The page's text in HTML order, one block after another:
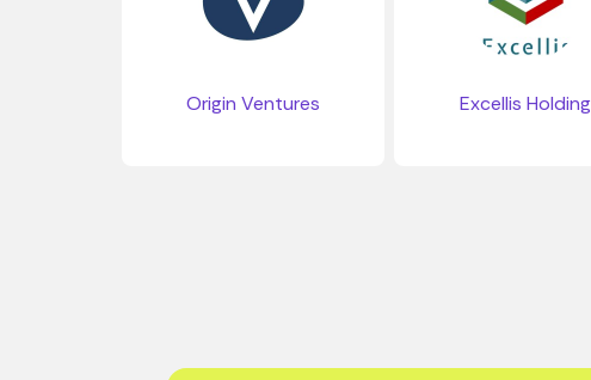
Origin Ventures Excellis Holding